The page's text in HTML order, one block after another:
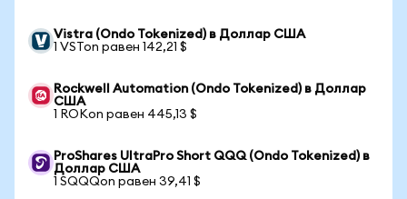
Vistra (Ondo Tokenized) в Доллар США
1 VSTon равен 142,21 $
Rockwell Automation (Ondo Tokenized) в Доллар
США
1 ROKon равен 445,13 $
ProShares UltraPro Short QQQ (Ondo Tokenized) в
Доллар США
1 SQQQon равен 39,41 $